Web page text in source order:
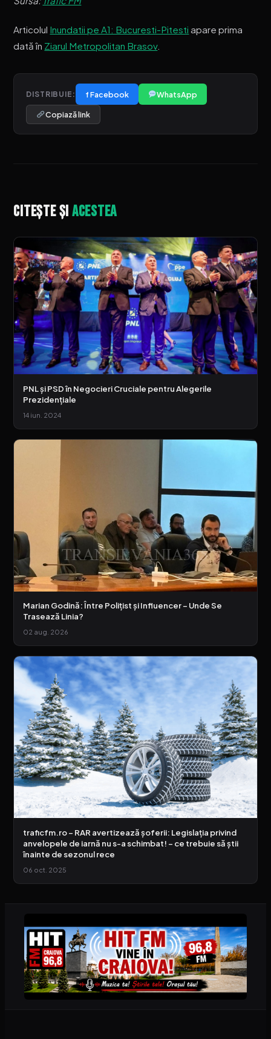
Articolul Inundatii pe A1: Bucuresti-Pitesti apare prima
dată în Ziarul Metropolitan Brasov.
DISTRIBUIE: f Facebook WhatsApp
Copiază link
Citește șiacestea
PNL și PSD în Negocieri Cruciale pentru Alegerile
Prezidențiale
14 iun. 2024
Marian Godină: Între Polițist și Influencer – Unde Se
Trasează Linia?
02 aug. 2026
traficfm.ro – RAR avertizează șoferii: Legislația privind
anvelopele de iarnă nu s-a schimbat! – ce trebuie să știi
înainte de sezonul rece
06 oct. 2025